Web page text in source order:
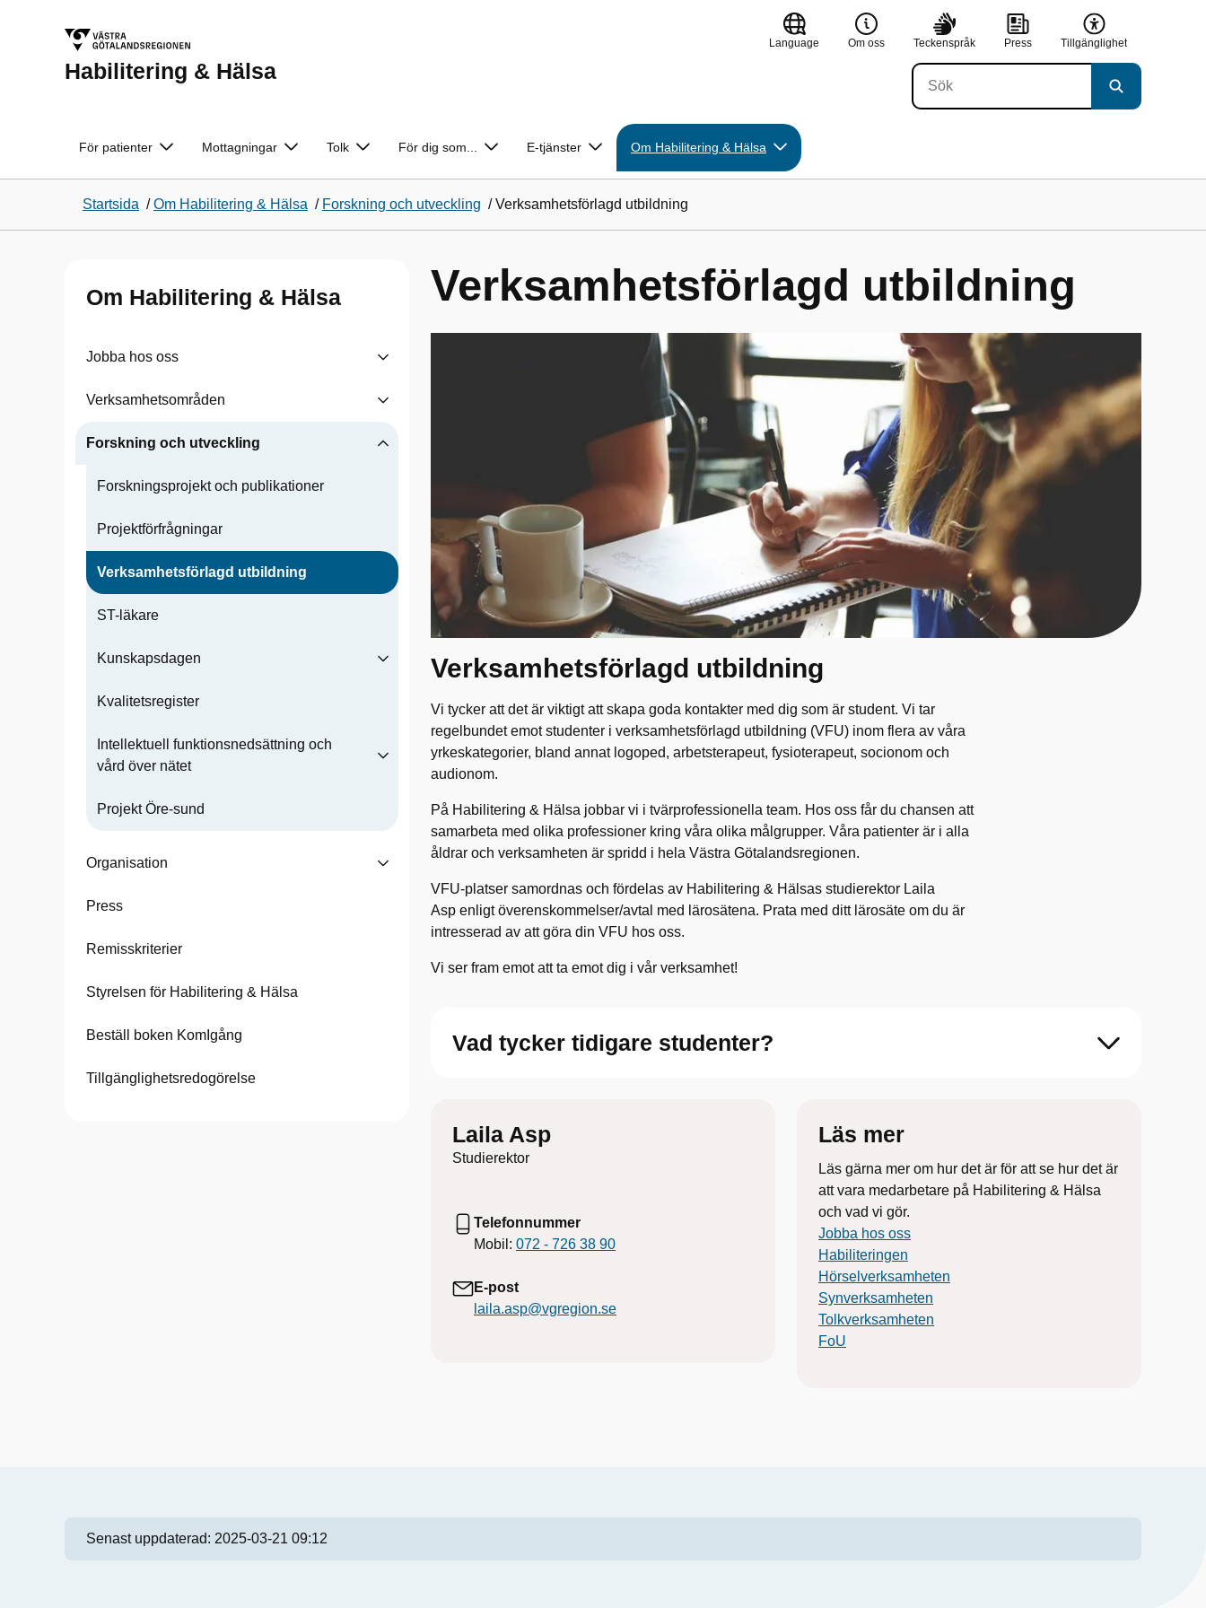
Habilitering & Hälsa
Language Om oss Teckenspråk Press Tillgänglighet
För patienter Mottagningar Tolk För dig som... E-tjänster Om Habilitering & Hälsa
Startsida /Om Habilitering & Hälsa / Forskning och utveckling /Verksamhetsförlagd utbildning
Om Habilitering & Hälsa
Jobba hos oss
Verksamhetsområden
Forskning och utveckling
Forskningsprojekt och publikationer
Projektförfrågningar
Verksamhetsförlagd utbildning
ST-läkare
Kunskapsdagen
Kvalitetsregister
Intellektuell funktionsnedsättning och
vård över nätet
Projekt Öre-sund
Organisation
Press
Remisskriterier
Styrelsen för Habilitering & Hälsa
Beställ boken KomIgång
Tillgänglighetsredogörelse
Verksamhetsförlagd utbildning
Verksamhetsförlagd utbildning
Vi tycker att det är viktigt att skapa goda kontakter med dig som är student. Vi tar
regelbundet emot studenter i verksamhetsförlagd utbildning (VFU) inom flera av våra
yrkeskategorier, bland annat logoped, arbetsterapeut, fysioterapeut, socionom och
audionom.
På Habilitering & Hälsa jobbar vi i tvärprofessionella team. Hos oss får du chansen att
samarbeta med olika professioner kring våra olika målgrupper. Våra patienter är i alla
åldrar och verksamheten är spridd i hela Västra Götalandsregionen.
VFU-platser samordnas och fördelas av Habilitering & Hälsas studierektor Laila
Asp enligt överenskommelser/avtal med lärosätena. Prata med ditt lärosäte om du är
intresserad av att göra din VFU hos oss.
Vi ser fram emot att ta emot dig i vår verksamhet!
Vad tycker tidigare studenter?
Laila Asp
Studierektor
Telefonnummer
Mobil: 072 - 726 38 90
E-post
laila.asp@vgregion.se
Läs mer
Läs gärna mer om hur det är för att se hur det är
att vara medarbetare på Habilitering & Hälsa
och vad vi gör.
Jobba hos oss
Habiliteringen
Hörselverksamheten
Synverksamheten
Tolkverksamheten
FoU
Senast uppdaterad: 2025-03-21 09:12